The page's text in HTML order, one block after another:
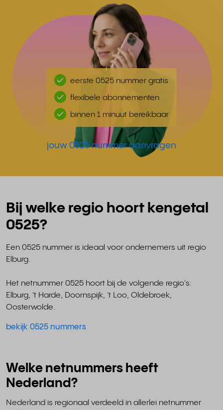
eerste 0525 nummer gratis
flexibele abonnementen
binnen 1 minuut bereikbaar
jouw 0525 nummer aanvragen
Bij welke regio hoort kengetal
0525?
Een 0525 nummer is ideaal voor ondernemers uit regio
Elburg.
Het netnummer 0525 hoort bij de volgende regio's:
Elburg, 't Harde, Doornspijk, 't Loo, Oldebroek,
Oosterwolde.
bekijk 0525 nummers
Welke netnummers heeft
Nederland?
Nederland is regionaal verdeeld in allerlei netnummer